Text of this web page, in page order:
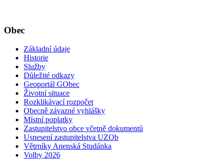
Obec
Základní údaje
Historie
Služby
Důležité odkazy
Geoportál GObec
Životní situace
Rozklikávací rozpočet
Obecně závazné vyhlášky
Místní poplatky
Zastupitelstvo obce včetně dokumentů
Usnesení zastupitelstva UZOb
Větrníky Anenská Studánka
Volby 2026